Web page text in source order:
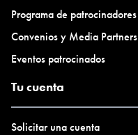
Programa de patrocinadores
Convenios y Media Partners
Eventos patrocinados
Tu cuenta
Solicitar una cuenta